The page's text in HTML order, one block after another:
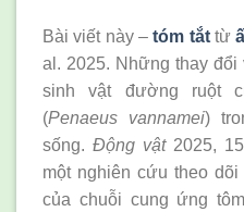
Bài viết này –tóm tắttừ
al. 2025. Những thay
sinh vật đường ruột
(Penaeus vannamei)
sống. Động vật2025,
một nghiên cứu theo
của chuỗi cung ứng